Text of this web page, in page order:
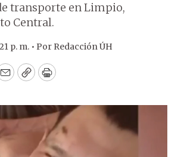
transporte en Limpio,
Central.
p. m. • Por Redacción ÚH
EmailCopyPrint